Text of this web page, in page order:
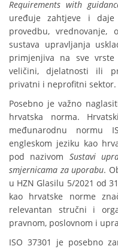
Requirements with
uređuje zahtjeve i daje
provedbu, vrednovanje,
sustava upravljanja
primjenjiva na sve vrste
veličini, djelatnosti ili
privatni i neprofitni sektor.
Posebno je važno
hrvatska norma.
međunarodnu normu
engleskom jeziku kao
pod nazivom Sustavi
smjernicama za uporabu.
u HZN Glasilu 5/2021 od
kao hrvatske norme
relevantan stručni i
pravnom, poslovnom i
ISO 37301 je posebno